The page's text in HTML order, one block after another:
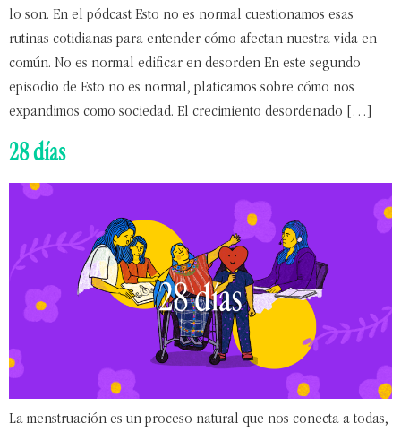
lo son. En el pódcast Esto no es normal cuestionamos esas
rutinas cotidianas para entender cómo afectan nuestra vida en
común. No es normal edificar en desorden En este segundo
episodio de Esto no es normal, platicamos sobre cómo nos
expandimos como sociedad. El crecimiento desordenado […]
28 días
La menstruación es un proceso natural que nos conecta a todas,